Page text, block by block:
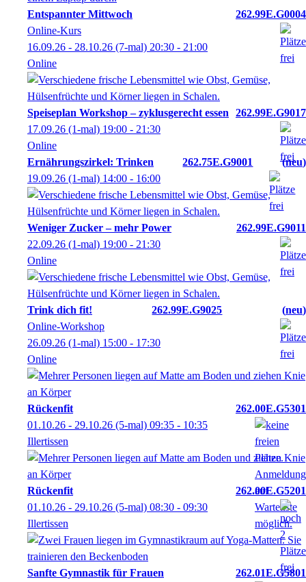
Entspannter Mittwoch
262.99E.G0004
Online-Kurs
16.09.26 - 28.10.26 (7-mal) 20:30 - 21:00
Online
Speiseplan Workshop – zyklusgerecht essen
262.99E.G9017
17.09.26 (1-mal) 19:00 - 21:30
Online
Ernährungszirkel: Trinken
262.75E.G9001
neu
19.09.26 (1-mal) 14:00 - 16:00
Weniger Zucker – mehr Power
262.99E.G9011
22.09.26 (1-mal) 19:00 - 21:30
Online
Trink dich fit! 262.99E.G9025
neu
Online-Workshop
26.09.26 (1-mal) 15:00 - 17:30
Online
Rückenfit
262.00E.G5301
01.10.26 - 29.10.26 (5-mal) 09:35 - 10:35
Illertissen
Rückenfit
262.00E.G5201
01.10.26 - 29.10.26 (5-mal) 08:30 - 09:30
Illertissen
Sanfte Gymnastik für Frauen
262.01E.G5801